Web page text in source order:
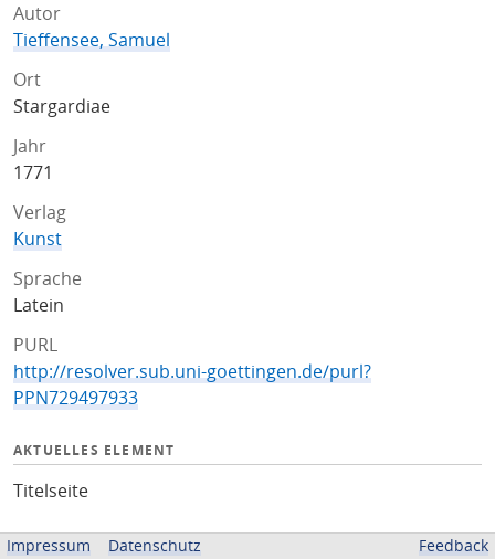
Autor
Tieffensee, Samuel
Ort
Stargardiae
Jahr
1771
Verlag
Kunst
Sprache
Latein
PURL
http://resolver.sub.uni-goettingen.de/purl?
PPN729497933
AKTUELLES ELEMENT
Titelseite
ZUGEHÖRIGE QUELLEN
Impressum Datenschutz Feedback